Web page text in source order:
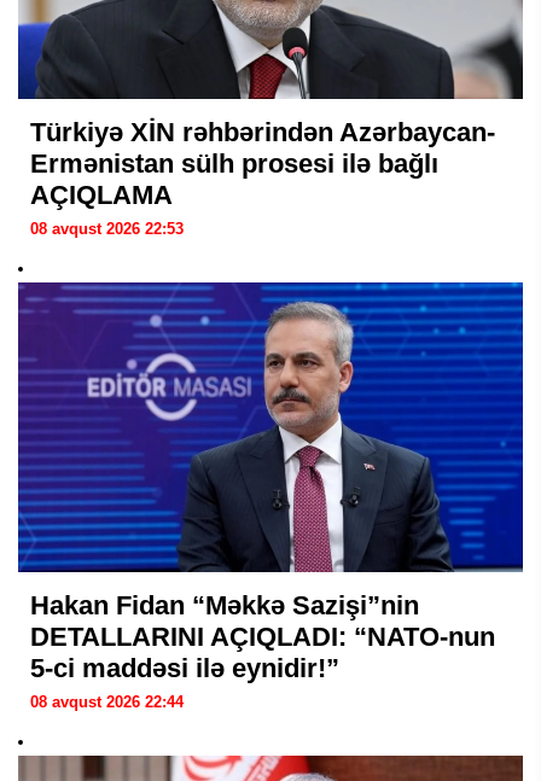
Türkiyə XİN rəhbərindən Azərbaycan-
Ermənistan sülh prosesi ilə bağlı
AÇIQLAMA
08 avqust 2026 22:53
Hakan Fidan “Məkkə Sazişi”nin
DETALLARINI AÇIQLADI: “NATO-nun
5-ci maddəsi ilə eynidir!”
08 avqust 2026 22:44